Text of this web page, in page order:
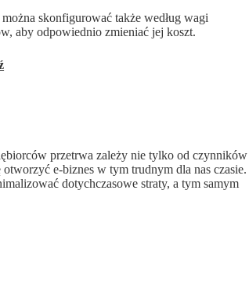
można skonfigurować także według wagi
aby odpowiednio zmieniać jej koszt.
przetrwa zależy nie tylko od czynników
e-biznes w tym trudnym dla nas czasie.
dotychczasowe straty, a tym samym